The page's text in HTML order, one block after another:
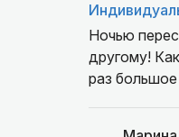
Ночью
другому!
раз